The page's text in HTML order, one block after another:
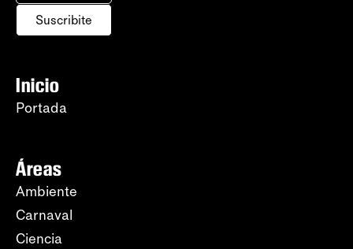
Suscribite
Inicio
Portada
Áreas
Ambiente
Carnaval
Ciencia